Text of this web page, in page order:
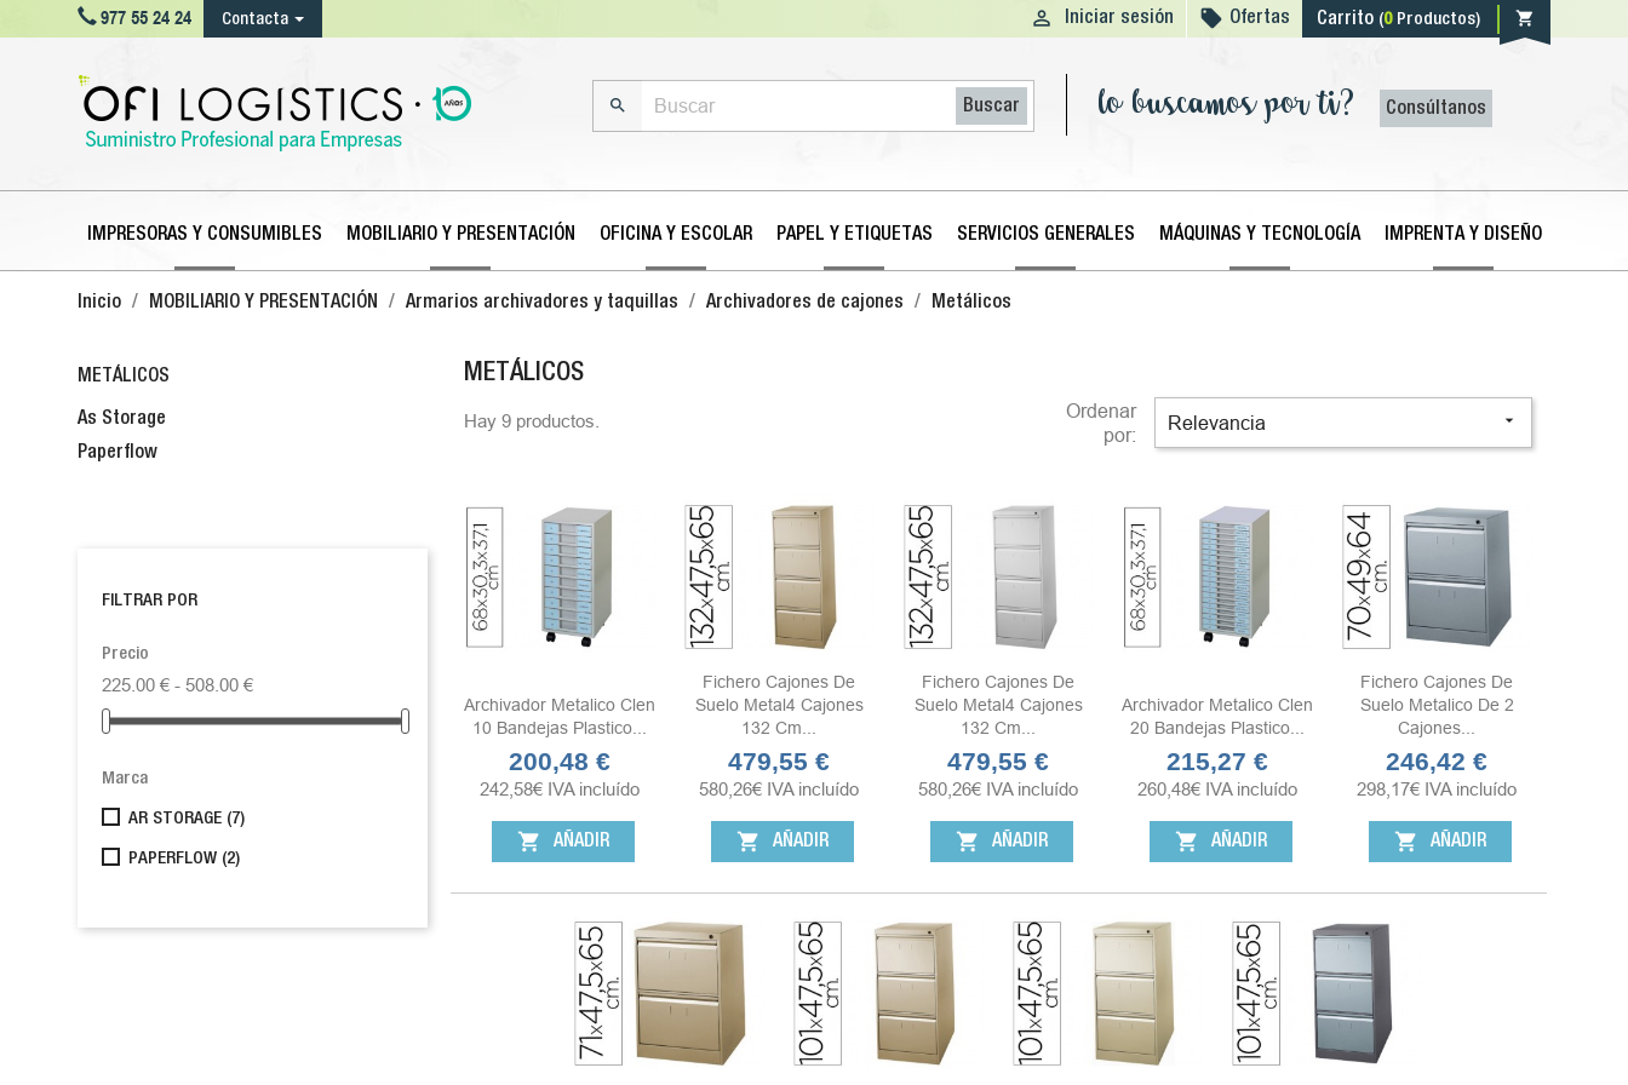
977 55 24 24 Contacta  Iniciar sesión  Ofertas Carrito (0Productos) shopping_cart
 Buscar lo buscamos por ti? Consúltanos
IMPRESORAS Y CONSUMIBLES MOBILIARIO Y PRESENTACIÓN OFICINA Y ESCOLAR PAPEL Y ETIQUETAS SERVICIOS GENERALES MÁQUINAS Y TECNOLOGÍA IMPRENTA Y DISEÑO
Inicio MOBILIARIO Y PRESENTACIÓN Armarios archivadores y taquillas Archivadores de cajones Metálicos
METÁLICOS
As Storage
Paperflow
FILTRAR POR
Precio
225.00 € - 508.00 €
Marca
AR STORAGE (7)
PAPERFLOW (2)
METÁLICOS
Hay 9 productos.
Ordenar
por:
Relevancia 
Archivador Metalico Clen
10 Bandejas Plastico...
Precio
200,48 €
242,58€ IVA incluído
shopping_cart AÑADIR
Fichero Cajones De
Suelo Metal4 Cajones
132 Cm...
Precio
479,55 €
580,26€ IVA incluído
shopping_cart AÑADIR
Fichero Cajones De
Suelo Metal4 Cajones
132 Cm...
Precio
479,55 €
580,26€ IVA incluído
shopping_cart AÑADIR
Archivador Metalico Clen
20 Bandejas Plastico...
Precio
215,27 €
260,48€ IVA incluído
shopping_cart AÑADIR
Fichero Cajones De
Suelo Metalico De 2
Cajones...
Precio
246,42 €
298,17€ IVA incluído
shopping_cart AÑADIR